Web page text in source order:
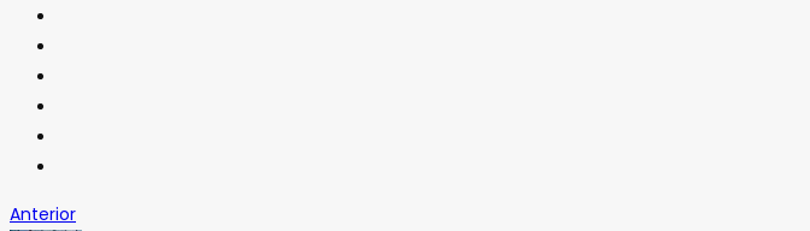
Anterior